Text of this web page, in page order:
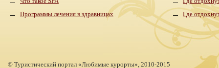
Программы лечения в здравницах
Где
© Туристический портал «Любимые курорты», 2010-2015